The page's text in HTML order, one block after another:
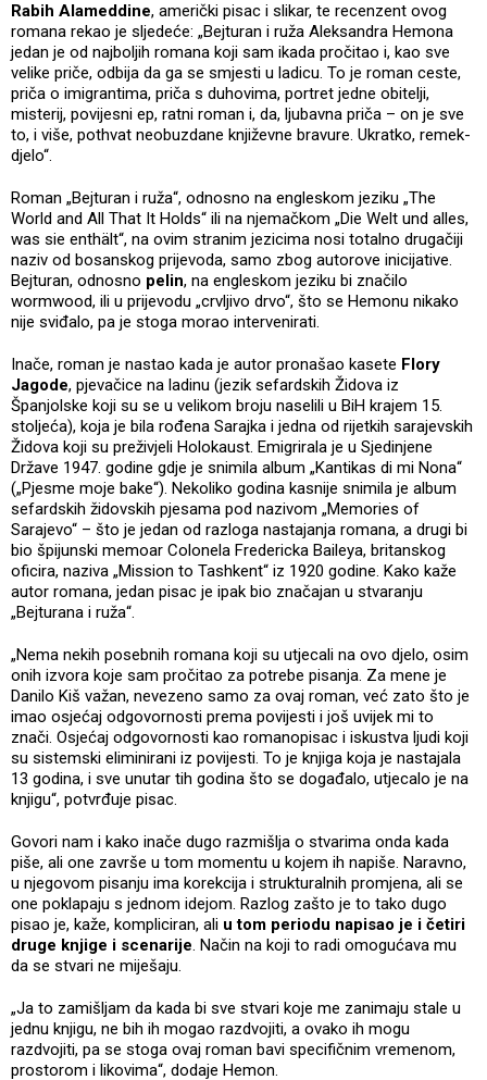
Rabih Alameddine, američki pisac i slikar, te recenzent ovog
romana rekao je sljedeće: „Bejturan i ruža Aleksandra Hemona
jedan je od najboljih romana koji sam ikada pročitao i, kao sve
velike priče, odbija da ga se smjesti u ladicu. To je roman ceste,
priča o imigrantima, priča s duhovima, portret jedne obitelji,
misterij, povijesni ep, ratni roman i, da, ljubavna priča – on je sve
to, i više, pothvat neobuzdane književne bravure. Ukratko, remek-
djelo“.
Roman „Bejturan i ruža“, odnosno na engleskom jeziku „The
World and All That It Holds“ ili na njemačkom „Die Welt und alles,
was sie enthält“, na ovim stranim jezicima nosi totalno drugačiji
naziv od bosanskog prijevoda, samo zbog autorove inicijative.
Bejturan, odnosno pelin, na engleskom jeziku bi značilo
wormwood, ili u prijevodu „crvljivo drvo“, što se Hemonu nikako
nije sviđalo, pa je stoga morao intervenirati.
Inače, roman je nastao kada je autor pronašao kasete Flory
Jagode, pjevačice na ladinu (jezik sefardskih Židova iz
Španjolske koji su se u velikom broju naselili u BiH krajem 15.
stoljeća), koja je bila rođena Sarajka i jedna od rijetkih sarajevskih
Židova koji su preživjeli Holokaust. Emigrirala je u Sjedinjene
Države 1947. godine gdje je snimila album „Kantikas di mi Nona“
(„Pjesme moje bake“). Nekoliko godina kasnije snimila je album
sefardskih židovskih pjesama pod nazivom „Memories of
Sarajevo“ – što je jedan od razloga nastajanja romana, a drugi bi
bio špijunski memoar Colonela Fredericka Baileya, britanskog
oficira, naziva „Mission to Tashkent“ iz 1920 godine. Kako kaže
autor romana, jedan pisac je ipak bio značajan u stvaranju
„Bejturana i ruža“.
„Nema nekih posebnih romana koji su utjecali na ovo djelo, osim
onih izvora koje sam pročitao za potrebe pisanja. Za mene je
Danilo Kiš važan, nevezeno samo za ovaj roman, već zato što je
imao osjećaj odgovornosti prema povijesti i još uvijek mi to
znači. Osjećaj odgovornosti kao romanopisac i iskustva ljudi koji
su sistemski eliminirani iz povijesti. To je knjiga koja je nastajala
13 godina, i sve unutar tih godina što se događalo, utjecalo je na
knjigu“, potvrđuje pisac.
Govori nam i kako inače dugo razmišlja o stvarima onda kada
piše, ali one završe u tom momentu u kojem ih napiše. Naravno,
u njegovom pisanju ima korekcija i strukturalnih promjena, ali se
one poklapaju s jednom idejom. Razlog zašto je to tako dugo
pisao je, kaže, kompliciran, ali u tom periodu napisao je i četiri
druge knjige i scenarije. Način na koji to radi omogućava mu
da se stvari ne miješaju.
„Ja to zamišljam da kada bi sve stvari koje me zanimaju stale u
jednu knjigu, ne bih ih mogao razdvojiti, a ovako ih mogu
razdvojiti, pa se stoga ovaj roman bavi specifičnim vremenom,
prostorom i likovima“, dodaje Hemon.